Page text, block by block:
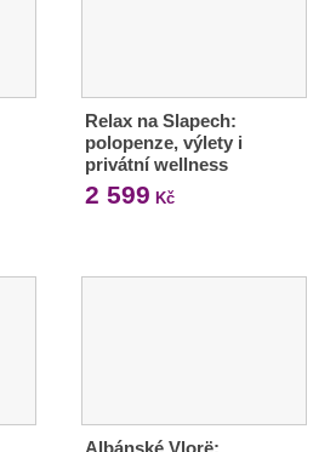
Relax na Slapech:
polopenze, výlety i
privátní wellness
2 599 Kč